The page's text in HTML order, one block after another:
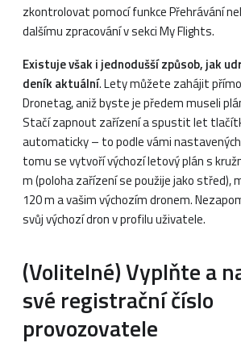
zkontrolovat pomocí funkce Přehrávání
dalšímu zpracování v sekci My Flights.
Existuje však i jednodušší způsob, jak
deník aktuální. Lety můžete zahájit
Dronetag, aniž byste je předem museli
Stačí zapnout zařízení a spustit let
automaticky – to podle vámi
tomu se vytvoří výchozí letový plán s
m (poloha zařízení se použije jako střed),
120 m a vašim výchozím dronem.
svůj výchozí dron v profilu uživatele.
(Volitelné) Vyplňte a
své registrační číslo
provozovatele